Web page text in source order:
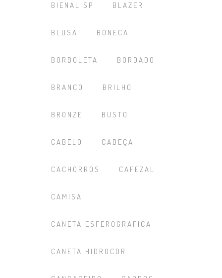
BIENAL SP BLAZER
BLUSA BONECA
BORBOLETA BORDADO
BRANCO BRILHO
BRONZE BUSTO
CABELO CABEÇA
CACHORROS CAFEZAL
CAMISA
CANETA ESFEROGRÁFICA
CANETA HIDROCOR